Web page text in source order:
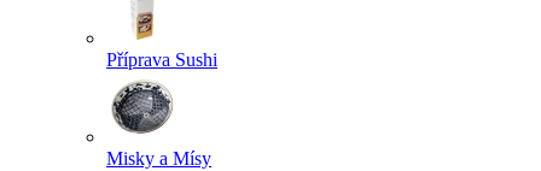
Příprava Sushi
Misky a Mísy